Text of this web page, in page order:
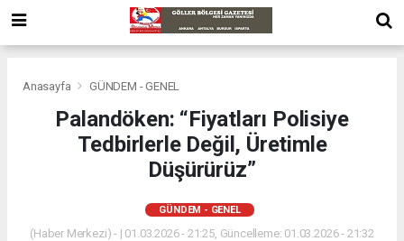
Anasayfa GÜNDEM - GENEL
Palandöken: “Fiyatları Polisiye
Tedbirlerle Değil, Üretimle
Düşürürüz”
GÜNDEM - GENEL
(Haber Merkezi) - | 01.03.2026 - 21:25, Güncelleme: 01.03.2026 - 21:32